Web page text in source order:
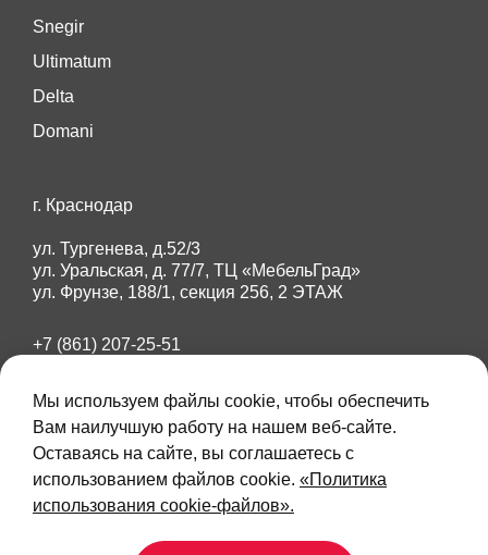
Snegir
Ultimatum
Delta
Domani
г. Краснодар
ул. Тургенева, д.52/3
ул. Уральская, д. 77/7, ТЦ «МебельГрад»
ул. Фрунзе, 188/1, секция 256, 2 ЭТАЖ
+7 (861) 207-25-51
amberdoors23@mail.ru
Max Telegram
Данный интернет-сайт носит исключительно
Мы используем файлы cookie, чтобы обеспечить
Вам наилучшую работу на нашем веб-сайте.
Оставаясь на сайте, вы соглашаетесь с
использованием файлов cookie. «Политика
использования cookie-файлов».